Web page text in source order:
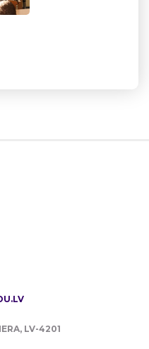
LV-4201